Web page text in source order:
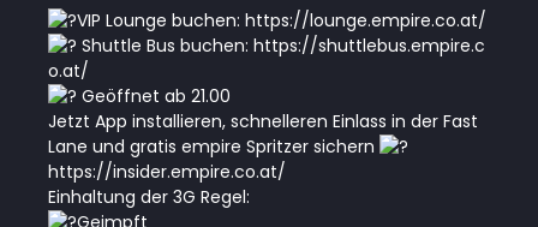
VIP Lounge buchen: https://lounge.empire.co.at/
Shuttle Bus buchen: https://shuttlebus.empire.c
o.at/
Geöffnet ab 21.00
Jetzt App installieren, schnelleren Einlass in der Fast
Lane und gratis empire Spritzer sichern
https://insider.empire.co.at/
Einhaltung der 3G Regel:
Geimpft